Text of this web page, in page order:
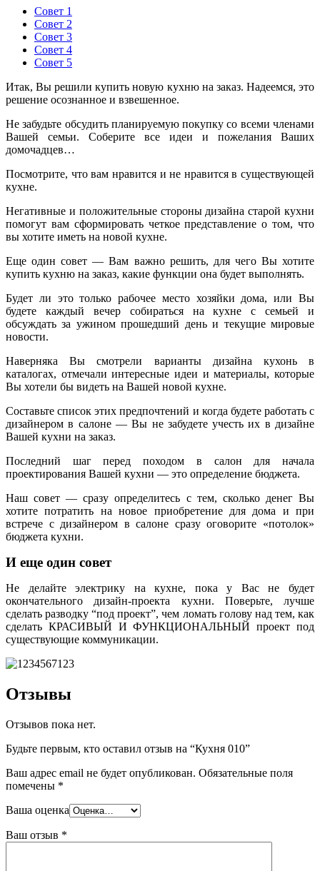
Совет 1
Совет 2
Совет 3
Совет 4
Совет 5
Итак, Вы решили купить новую кухню на заказ. Надеемся, это
решение осознанное и взвешенное.
Не забудьте обсудить планируемую покупку со всеми членами
Вашей семьи. Соберите все идеи и пожелания Ваших
домочадцев…
Посмотрите, что вам нравится и не нравится в существующей
кухне.
Негативные и положительные стороны дизайна старой кухни
помогут вам сформировать четкое представление о том, что
вы хотите иметь на новой кухне.
Еще один совет — Вам важно решить, для чего Вы хотите
купить кухню на заказ, какие функции она будет выполнять.
Будет ли это только рабочее место хозяйки дома, или Вы
будете каждый вечер собираться на кухне с семьей и
обсуждать за ужином прошедший день и текущие мировые
новости.
Наверняка Вы смотрели варианты дизайна кухонь в
каталогах, отмечали интересные идеи и материалы, которые
Вы хотели бы видеть на Вашей новой кухне.
Составьте список этих предпочтений и когда будете работать с
дизайнером в салоне — Вы не забудете учесть их в дизайне
Вашей кухни на заказ.
Последний шаг перед походом в салон для начала
проектирования Вашей кухни — это определение бюджета.
Наш совет — сразу определитесь с тем, сколько денег Вы
хотите потратить на новое приобретение для дома и при
встрече с дизайнером в салоне сразу оговорите «потолок»
бюджета кухни.
И еще один совет
Не делайте электрику на кухне, пока у Вас не будет
окончательного дизайн-проекта кухни. Поверьте, лучше
сделать разводку “под проект”, чем ломать голову над тем, как
сделать КРАСИВЫЙ И ФУНКЦИОНАЛЬНЫЙ проект под
существующие коммуникации.
Отзывы
Отзывов пока нет.
Будьте первым, кто оставил отзыв на “Кухня 010”
Ваш адрес email не будет опубликован. Обязательные поля
помечены *
Ваша оценка
Ваш отзыв *